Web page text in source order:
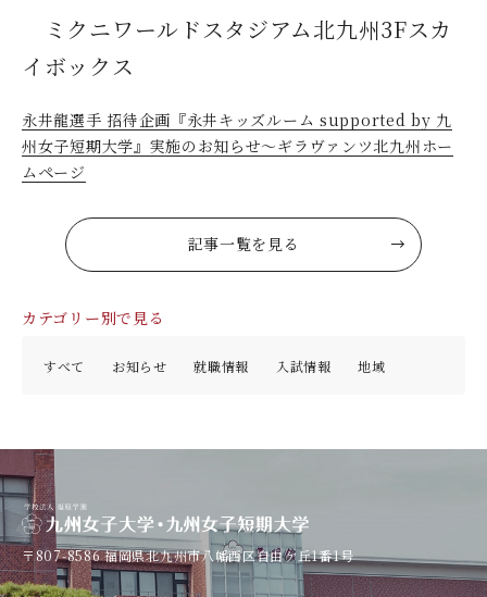
ミクニワールドスタジアム北九州3Fスカ
イボックス
永井龍選手 招待企画『永井キッズルーム supported by 九
州女子短期大学』実施のお知らせ～ギラヴァンツ北九州ホー
ムページ
記事一覧を見る
カテゴリー別で見る
すべて お知らせ 就職情報 入試情報 地域
〒807-8586福岡県北九州市八幡西区自由ケ丘1番1号